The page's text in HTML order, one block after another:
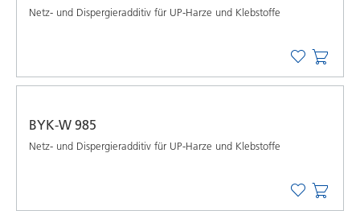
Netz- und Dispergieradditiv für UP-Harze und Klebstoffe
BYK-W 985
Netz- und Dispergieradditiv für UP-Harze und Klebstoffe